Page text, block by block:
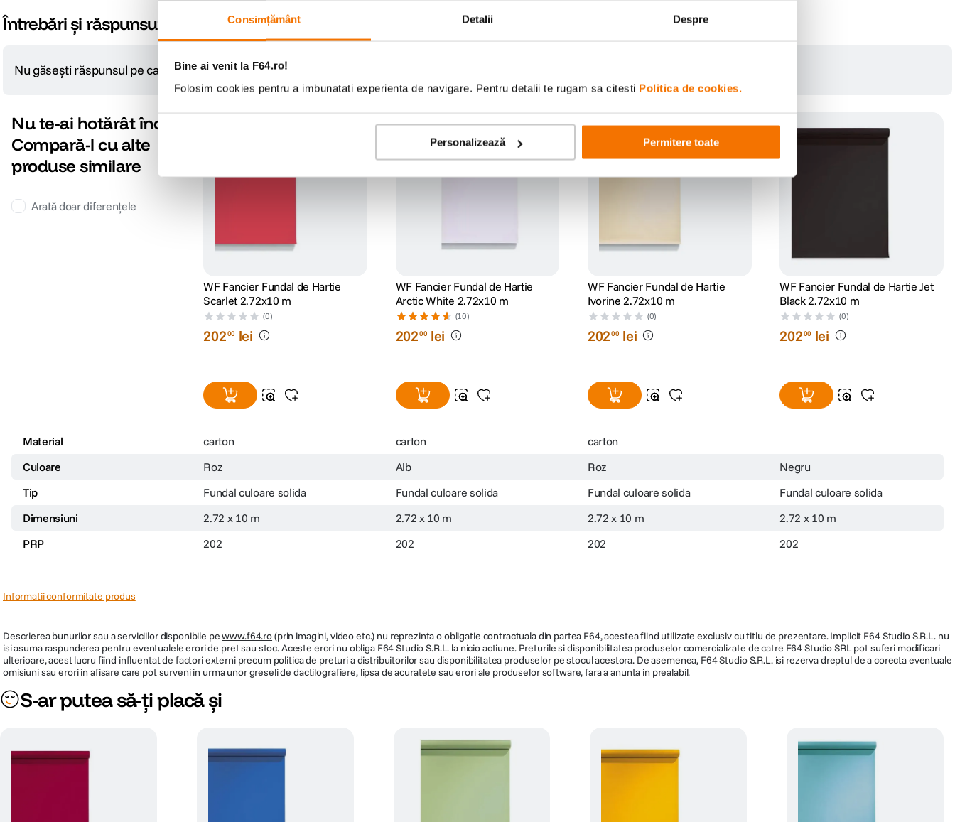
Consimțământ Detalii Despre
Bine ai venit la F64.ro!
Folosim cookies pentru a imbunatati experienta de navigare. Pentru detalii te rugam sa citesti Politica de cookies.
Personalizează Permitere toate
Întrebări și răspunsuri
Nu găsești răspunsul pe care îl cauți? Pune o întrebare
Nu te-ai hotărât încă?
Compară-l cu alte
produse similare
Arată doar diferențele
WF Fancier Fundal de Hartie
Scarlet 2.72x10 m
(0)
20200 lei
WF Fancier Fundal de Hartie
Arctic White 2.72x10 m
(10)
20200 lei
WF Fancier Fundal de Hartie
Ivorine 2.72x10 m
(0)
20200 lei
WF Fancier Fundal de Hartie Jet
Black 2.72x10 m
(0)
20200 lei
Material carton carton
carton
Culoare
Roz Alb Roz
Negru
Tip
Fundal culoare solida Fundal culoare solida Fundal culoare solida
Fundal culoare solida
Dimensiuni
2.72 x 10 m 2.72 x 10 m 2.72 x 10 m
2.72 x 10 m
PRP
202 202 202 202
Informatii conformitate produs
Descrierea bunurilor sau a serviciilor disponibile pewww.f64.ro(prin imagini, video etc.) nu reprezinta o obligatie contractuala din partea F64, acestea fiind utilizate exclusiv cu titlu de prezentare. Implicit F64 Studio S.R.L. nu
isi asuma raspunderea pentru eventualele erori de pret sau stoc. Aceste erori nu obliga F64 Studio S.R.L. la nicio actiune. Preturile si disponibilitatea produselor comercializate de catre F64 Studio SRL pot suferi modificari
ulterioare, acest lucru fiind influentat de factori externi precum politica de preturi a distribuitorilor sau disponibilitatea produselor pe stocul acestora. De asemenea, F64 Studio S.R.L. isi rezerva dreptul de a corecta eventuale
omisiuni sau erori in afisare care pot surveni in urma unor greseli de dactilografiere, lipsa de acuratete sau erori ale produselor software, fara a anunta in prealabil.
S-ar putea să-ți placă și